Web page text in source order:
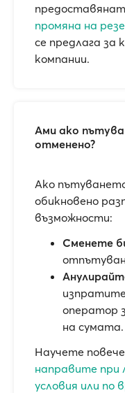
промяна на
се предлага за
компании.
Ами ако
отменено?
Ако
обикновено
възможности:
Сменете
оператор
на сумата.
Научете
направите при
условия или по